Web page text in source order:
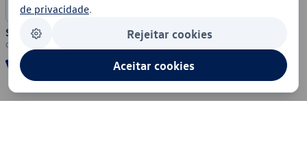
Segurança
de privacidade.
Rejeitar cookies
Aceitar cookies